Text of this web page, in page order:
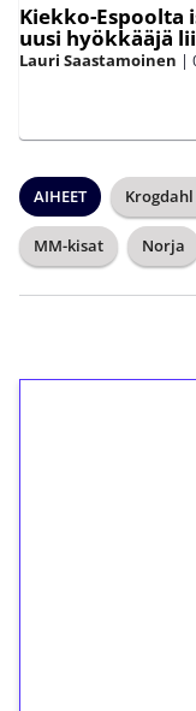
Kiekko-Espoolta
uusi hyökkääjä
Lauri Saastamoinen |
AIHEET
MM-kisat Norja